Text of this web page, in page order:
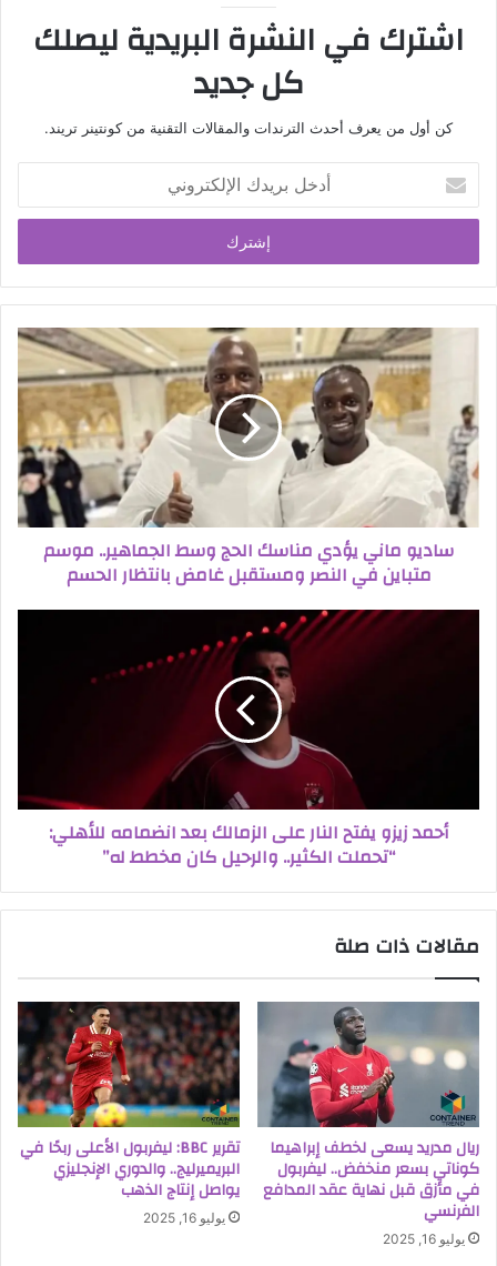
اشترك في النشرة البريدية ليصلك
كل جديد
كن أول من يعرف أحدث الترندات والمقالات التقنية من كونتينر تريند.
بريدك
الإلكتروني
ساديو ماني يؤدي مناسك الحج وسط الجماهير.. موسم
متباين في النصر ومستقبل غامض بانتظار الحسم
أحمد زيزو يفتح النار على الزمالك بعد انضمامه للأهلي:
“تحملت الكثير.. والرحيل كان مخطط له”
مقالات ذات صلة
ريال مدريد يسعى لخطف إبراهيما
كوناتي بسعر منخفض.. ليفربول
في مأزق قبل نهاية عقد المدافع
الفرنسي
يوليو 16, 2025
تقرير BBC: ليفربول الأعلى ربحًا في
البريميرليج.. والدوري الإنجليزي
يواصل إنتاج الذهب
يوليو 16, 2025